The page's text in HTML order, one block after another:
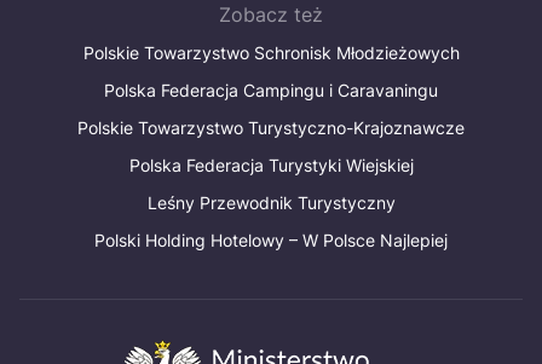
Zobacz też
Polskie Towarzystwo Schronisk Młodzieżowych
Polska Federacja Campingu i Caravaningu
Polskie Towarzystwo Turystyczno-Krajoznawcze
Polska Federacja Turystyki Wiejskiej
Leśny Przewodnik Turystyczny
Polski Holding Hotelowy – W Polsce Najlepiej